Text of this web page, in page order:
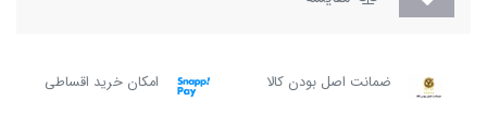
ضمانت اصل بودن کالا امکان خرید اقساطی